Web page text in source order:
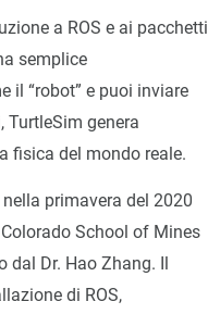
a ROS e ai pacchetti
semplice
il “robot” e puoi inviare
TurtleSim genera
fisica del mondo reale.
primavera del 2020
School of Mines
dal Dr. Hao Zhang. Il
di ROS,